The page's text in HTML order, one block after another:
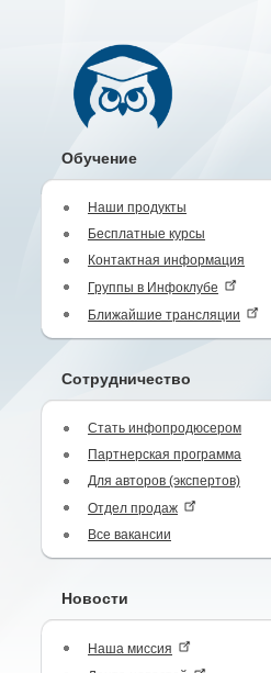
Обучение
Наши продукты
Бесплатные курсы
Контактная информация
Группы в Инфоклубе
Ближайшие трансляции
Сотрудничество
Стать инфопродюсером
Партнерская программа
Для авторов (экспертов)
Отдел продаж
Все вакансии
Новости
Наша миссия